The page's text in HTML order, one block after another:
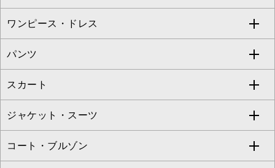
すべてのトップス
カットソー・Tシャツ
ブラウス・シャツ
ニット・セーター
カーディガン
ワンピース・ドレス
すべてのワンピース・ドレス
ワンピース
ドレス
チュニック
パンツ
すべてのパンツ
フルレングスパンツ
クロップド・半端丈パンツ
スカート
すべてのスカート
ロング・マキシ丈スカート
ジャケット・スーツ
すべてのジャケット・スーツ
コート・ブルゾン